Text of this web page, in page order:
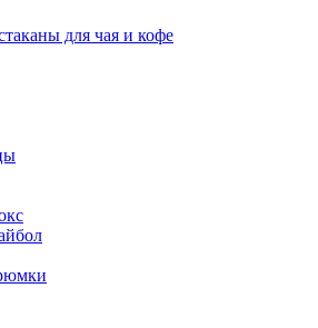
для чая и кофе